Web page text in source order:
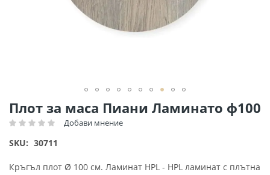
Плот за маса Пиани Ламинато ф100
Рейтинг: Добави мнение
SKU 30711
Кръгъл плот Ø 100 см. Ламинат HPL - HPL ламинат с плътна
Преминете
към
началото
на
със